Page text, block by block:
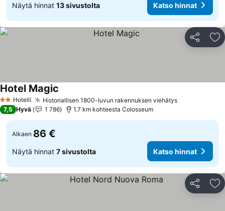
Näytä hinnat 13 sivustolta Katso hinnat
Jaa
2 Tähtiluokitus
Hotelli Historiallisen 1800-luvun rakennuksen viehätysKatso hinnat
Hotel Magic
7,5 Hyvä 1 786 1.7 km kohteesta Colosseum
Alkaen 86 €
Näytä hinnat 7 sivustolta Katso hinnat
Jaa